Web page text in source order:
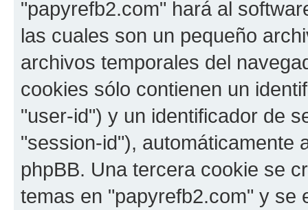
"papyrefb2.com" hará al
las cuales son un pequeño
archivos temporales del
cookies sólo contienen un
"user-id") y un identificador de
"session-id"), automáticamente
phpBB. Una tercera cookie se
temas en "papyrefb2.com" y se